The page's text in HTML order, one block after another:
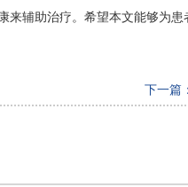
来辅助治疗。希望本文能够为
下一篇：